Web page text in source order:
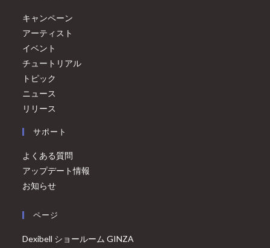
キャンペーン
アーティスト
イベント
チュートリアル
トピック
ニュース
リリース
サポート
よくある質問
アップデート情報
お知らせ
ページ
Dexibell ショールーム GINZA